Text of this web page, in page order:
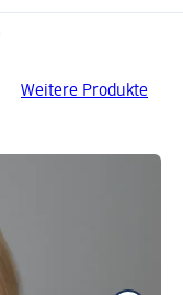
Weitere Produkte